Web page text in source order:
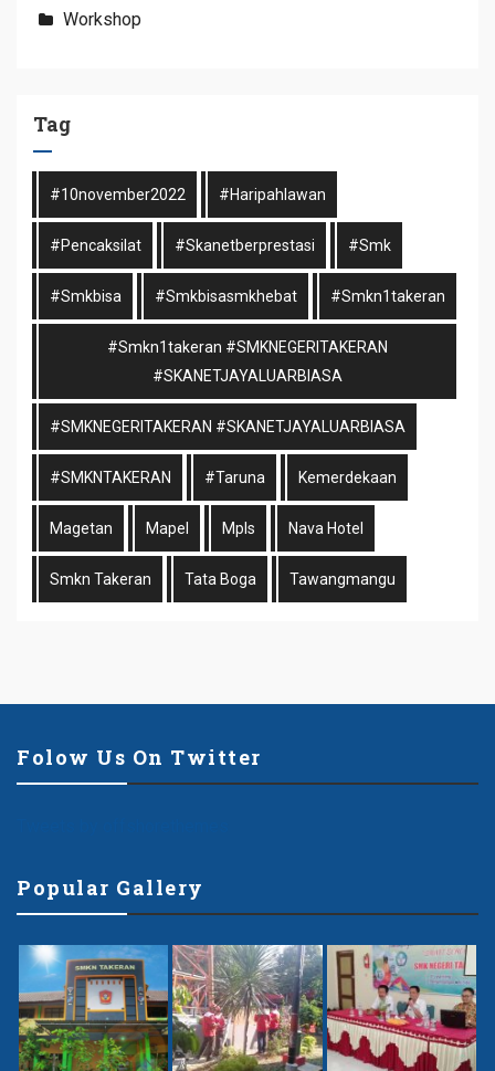
Workshop
Tag
#10november2022 #haripahlawan
#pencaksilat #skanetberprestasi #smk
#smkbisa #smkbisasmkhebat #smkn1takeran
#smkn1takeran #SMKNEGERITAKERAN
#SKANETJAYALUARBIASA
#SMKNEGERITAKERAN #SKANETJAYALUARBIASA
#SMKNTAKERAN #taruna Kemerdekaan
Magetan Mapel Mpls Nava Hotel
Smkn Takeran Tata Boga Tawangmangu
Folow Us On Twitter
Popular Gallery